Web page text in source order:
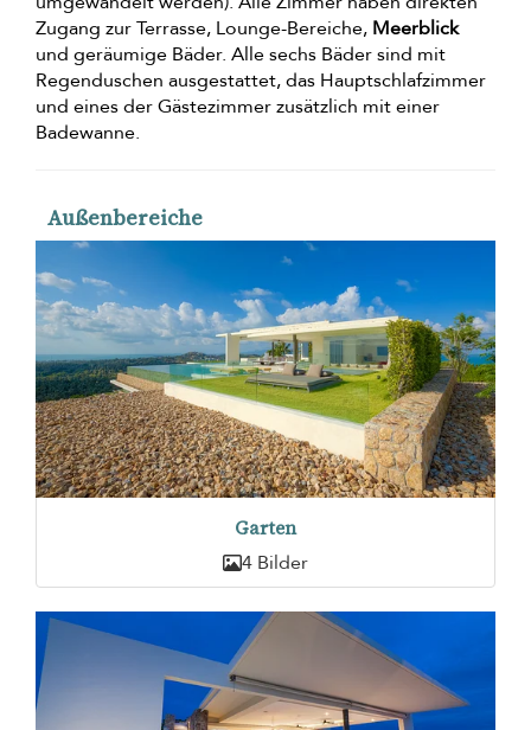
Zugang zur Terrasse, Lounge-Bereiche, Meerblick
und geräumige Bäder. Alle sechs Bäder sind mit
Regenduschen ausgestattet, das Hauptschlafzimmer
und eines der Gästezimmer zusätzlich mit einer
Badewanne.
Außenbereiche
Garten
4 Bilder